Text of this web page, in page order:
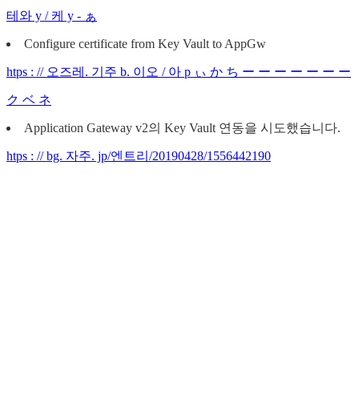
테와 y / 케 y - ぁ
Configure certificate from Key Vault to AppGw
htps : // 오즈레. 기주 b. 이오 / 아 p ぃ か ち ー ー ー ー ー ー ー
ク ベ ネ
Application Gateway v2의 Key Vault 연동을 시도했습니다.
htps : // bg. 자주. jp/엔트리/20190428/1556442190